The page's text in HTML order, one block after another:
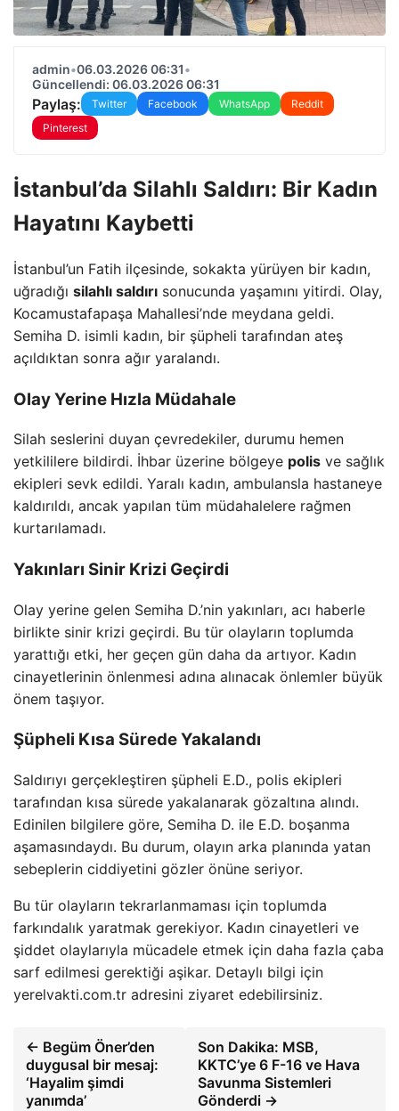
admin•06.03.2026 06:31•
Güncellendi: 06.03.2026 06:31
Paylaş: Twitter Facebook WhatsApp
Reddit
Pinterest
İstanbul’da Silahlı Saldırı: Bir Kadın
Hayatını Kaybetti
İstanbul’un Fatih ilçesinde, sokakta yürüyen bir kadın,
uğradığı silahlı saldırı sonucunda yaşamını yitirdi. Olay,
Kocamustafapaşa Mahallesi’nde meydana geldi.
Semiha D. isimli kadın, bir şüpheli tarafından ateş
açıldıktan sonra ağır yaralandı.
Olay Yerine Hızla Müdahale
Silah seslerini duyan çevredekiler, durumu hemen
yetkililere bildirdi. İhbar üzerine bölgeye polis ve sağlık
ekipleri sevk edildi. Yaralı kadın, ambulansla hastaneye
kaldırıldı, ancak yapılan tüm müdahalelere rağmen
kurtarılamadı.
Yakınları Sinir Krizi Geçirdi
Olay yerine gelen Semiha D.’nin yakınları, acı haberle
birlikte sinir krizi geçirdi. Bu tür olayların toplumda
yarattığı etki, her geçen gün daha da artıyor. Kadın
cinayetlerinin önlenmesi adına alınacak önlemler büyük
önem taşıyor.
Şüpheli Kısa Sürede Yakalandı
Saldırıyı gerçekleştiren şüpheli E.D., polis ekipleri
tarafından kısa sürede yakalanarak gözaltına alındı.
Edinilen bilgilere göre, Semiha D. ile E.D. boşanma
aşamasındaydı. Bu durum, olayın arka planında yatan
sebeplerin ciddiyetini gözler önüne seriyor.
Bu tür olayların tekrarlanmaması için toplumda
farkındalık yaratmak gerekiyor. Kadın cinayetleri ve
şiddet olaylarıyla mücadele etmek için daha fazla çaba
sarf edilmesi gerektiği aşikar. Detaylı bilgi için
yerelvakti.com.tr adresini ziyaret edebilirsiniz.
← Begüm Öner’den
duygusal bir mesaj:
‘Hayalim şimdi
yanımda’
Son Dakika: MSB,
KKTC’ye 6 F-16 ve Hava
Savunma Sistemleri
Gönderdi →